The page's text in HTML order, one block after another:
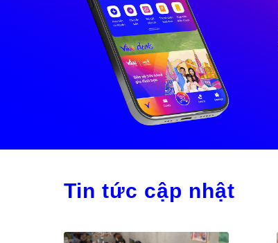
Tin tức cập nhật